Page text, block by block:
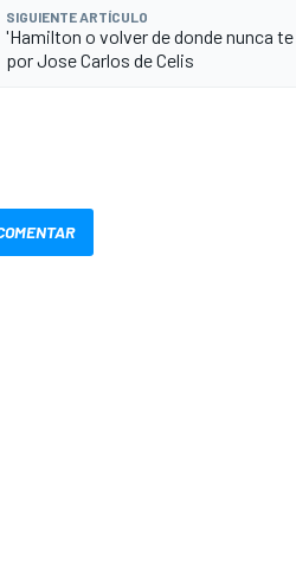
SIGUIENTE ARTÍCULO
'Hamilton o volver de donde nunca
por Jose Carlos de Celis